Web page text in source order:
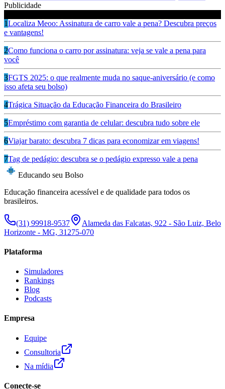
Publicidade
1Localiza Meoo: Assinatura de carro vale a pena? Descubra preços
e vantagens!
2Como funciona o carro por assinatura: veja se vale a pena para
você
3FGTS 2025: o que realmente muda no saque-aniversário (e como
isso afeta seu bolso)
4Trágica Situação da Educação Financeira do Brasileiro
5Empréstimo com garantia de celular: descubra tudo sobre ele
6Viajar barato: descubra 7 dicas para economizar em viagens!
7Tag de pedágio: descubra se o pedágio expresso vale a pena
Educando seu Bolso
Educação financeira acessível e de qualidade para todos os
brasileiros.
(31) 99918-9537
Alameda das Falcatas, 922 - São Luiz, Belo
Horizonte - MG, 31275-070
Plataforma
Simuladores
Rankings
Blog
Podcasts
Empresa
Equipe
Consultoria
Na mídia
Conecte-se